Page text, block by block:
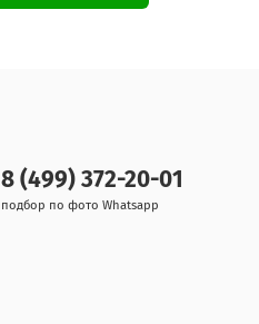
8 (499) 372-20-01
подбор по фото Whatsapp